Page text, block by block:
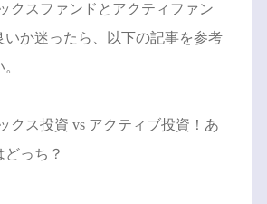
クスファンドとアクティファン
いか迷ったら、以下の記事を参考
クス投資 vs アクティブ投資！あ
っち？